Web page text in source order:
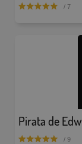
/ 7
Pirata de
/ 9